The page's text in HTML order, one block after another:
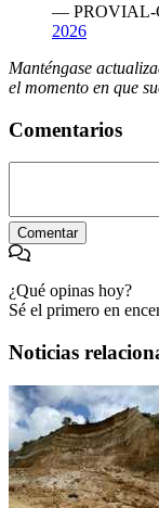
— PROVIAL-
2026
Manténgase
el momento en que
Comentarios
Comentar
¿Qué opinas hoy?
Sé el primero en
Noticias